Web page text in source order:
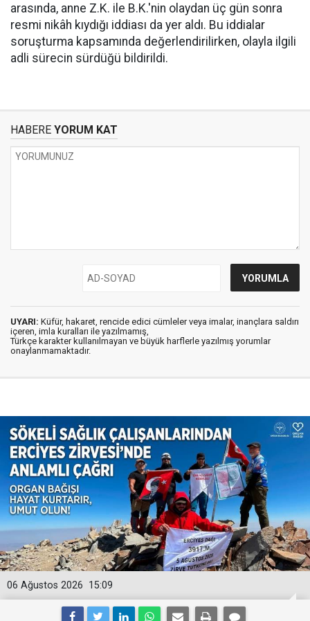
arasında, anne Z.K. ile B.K.'nin olaydan üç gün sonra
resmi nikâh kıydığı iddiası da yer aldı. Bu iddialar
soruşturma kapsamında değerlendirilirken, olayla ilgili
adli sürecin sürdüğü bildirildi.
HABERE YORUM KAT
UYARI: Küfür, hakaret, rencide edici cümleler veya imalar, inançlara saldırı
içeren, imla kuralları ile yazılmamış,
Türkçe karakter kullanılmayan ve büyük harflerle yazılmış yorumlar
onaylanmamaktadır.
15:09
06 Ağustos 2026